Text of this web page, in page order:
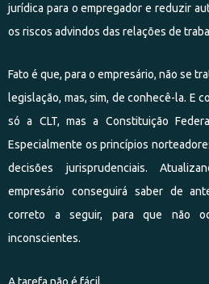
jurídica para o empregador e reduzir
os riscos advindos das relações de
Fato é que, para o empresário, não se
legislação, mas, sim, de conhecê-la. E
só a CLT, mas a Constituição
Especialmente os princípios
decisões jurisprudenciais.
empresário conseguirá saber de
correto a seguir, para que não
inconscientes.
A tarefa não é fácil.